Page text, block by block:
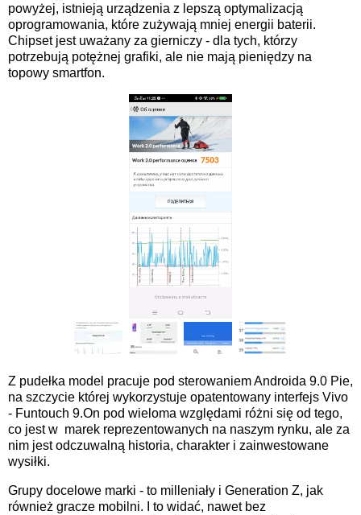
powyżej, istnieją urządzenia z lepszą optymalizacją
oprogramowania, które zużywają mniej energii baterii.
Chipset jest uważany za gierniczy - dla tych, którzy
potrzebują potężnej grafiki, ale nie mają pieniędzy na
topowy smartfon.
Z pudełka model pracuje pod sterowaniem Androida 9.0 Pie,
na szczycie której wykorzystuje opatentowany interfejs Vivo
- Funtouch 9.On pod wieloma względami różni się od tego,
co jest w marek reprezentowanych na naszym rynku, ale za
nim jest odczuwalną historia, charakter i zainwestowane
wysiłki.
Grupy docelowe marki - to milleniały i Generation Z, jak
również gracze mobilni. I to widać, nawet bez